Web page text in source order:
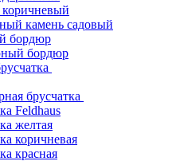
камень садовый
бордюр
бордюр
брусчатка
Feldhaus
желтая
коричневая
красная